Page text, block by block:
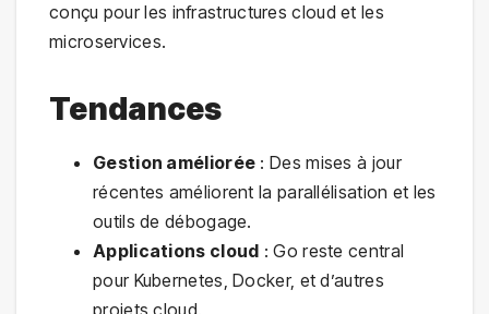
conçu pour les infrastructures cloud et les
microservices.
Tendances
Gestion améliorée : Des mises à jour
récentes améliorent la parallélisation et les
outils de débogage.
Applications cloud : Go reste central
pour Kubernetes, Docker, et d’autres